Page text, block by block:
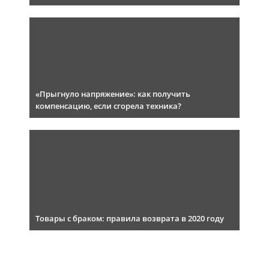
«Прыгнуло напряжение»: как получить
компенсацию, если сгорела техника?
Товары с браком: правила возврата в 2020 году